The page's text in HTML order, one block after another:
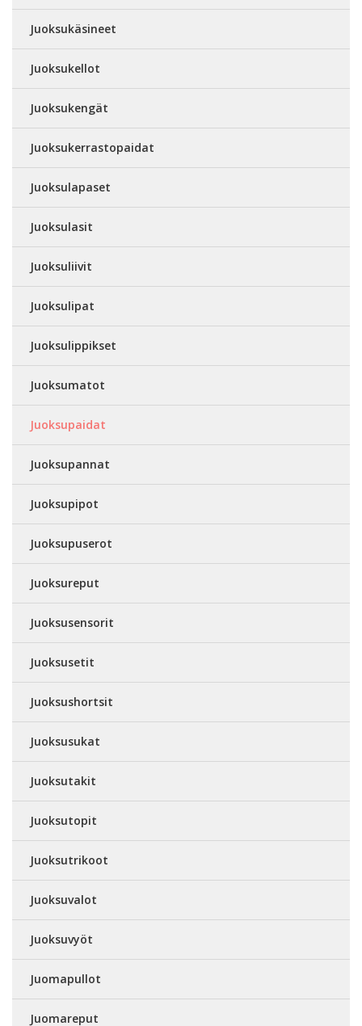
Juoksukäsineet
Juoksukellot
Juoksukengät
Juoksukerrastopaidat
Juoksulapaset
Juoksulasit
Juoksuliivit
Juoksulipat
Juoksulippikset
Juoksumatot
Juoksupaidat
Juoksupannat
Juoksupipot
Juoksupuserot
Juoksureput
Juoksusensorit
Juoksusetit
Juoksushortsit
Juoksusukat
Juoksutakit
Juoksutopit
Juoksutrikoot
Juoksuvalot
Juoksuvyöt
Juomapullot
Juomareput